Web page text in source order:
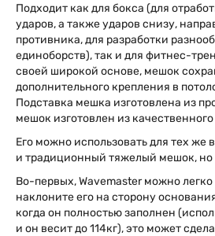
Подходит как для бокса (для
ударов, а также ударов снизу,
противника, для разработки
единоборств), так и для фитнес-
своей широкой основе, мешок
дополнительного крепления в
Подставка мешка изготовлена из
мешок изготовлен из
Его можно использовать для тех же
и традиционный тяжелый мешок,
Во-первых, Wavemaster можно
наклоните его на сторону
когда он полностью заполнен
и он весит до 114кг), это может